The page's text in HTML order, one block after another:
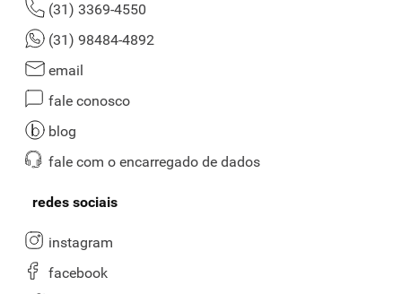
(31) 3369-4550
(31) 98484-4892
email
fale conosco
blog
fale com o encarregado de dados
redes sociais
instagram
facebook